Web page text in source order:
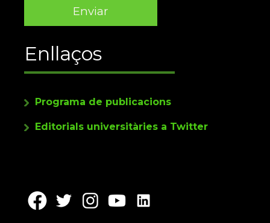
Enllaços
Programa de publicacions
Editorials universitàries a Twitter